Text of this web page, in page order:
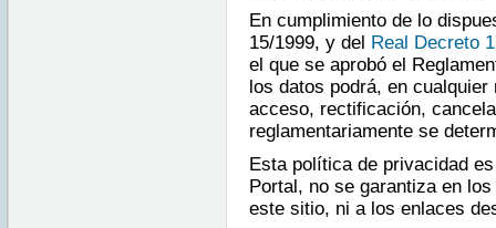
En cumplimiento de lo
15/1999, y del Real Decreto
el que se aprobó el
los datos podrá, en
acceso, rectificación,
reglamentariamente se
Esta política de privacidad
Portal, no se garantiza en
este sitio, ni a los enlaces